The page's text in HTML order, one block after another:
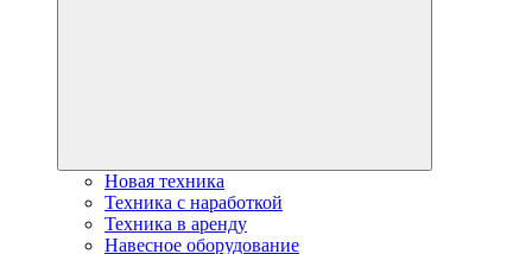
Новая техника
Техника с наработкой
Техника в аренду
Навесное оборудование